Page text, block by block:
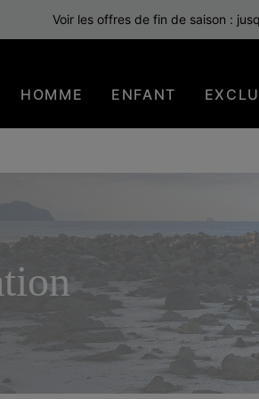
gratuite pour les membres ou dès 80
HOMME ENFANT